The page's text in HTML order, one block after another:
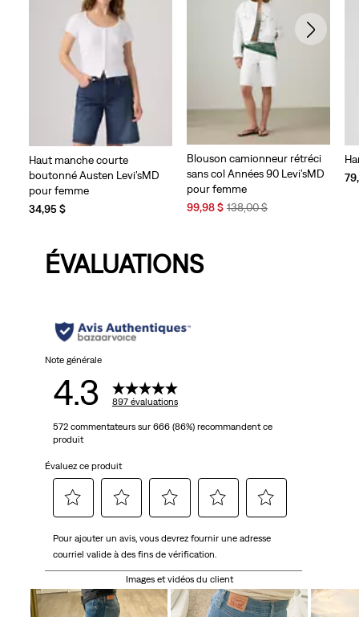
Haut manche courte
boutonné Austen Levi’sMD
pour femme
34,95 $
Blouson camionneur rétréci
sans col Années 90 Levi’sMD
pour femme
Sale
99,98 $ Original
138,00 $
ÉVALUATIONS
Note générale
4.3 897 évaluations
572 commentateurs sur 666 (86%) recommandent ce
produit
Évaluez ce produit
pour
évaluer
à
pour
évaluer
l'article
à
pour
évaluer
l'article
à
pour
évaluer
l'article
à
pour
à
Pour ajouter un avis, vous devrez fournir une adresse
courriel valide à des fins de vérification.
Images et vidéos du client